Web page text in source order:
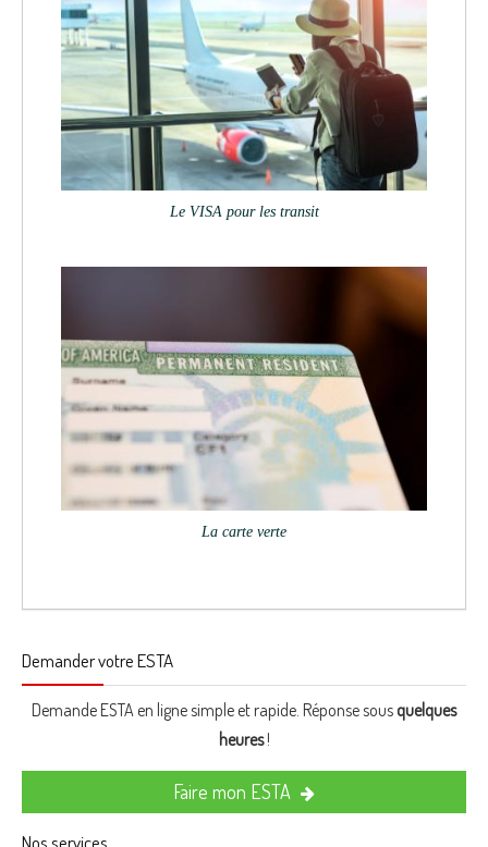
Le VISA pour les transit
La carte verte
Demander votre ESTA
Demande ESTA en ligne simple et rapide. Réponse sous quelques
heures!
Faire mon ESTA
Nos services